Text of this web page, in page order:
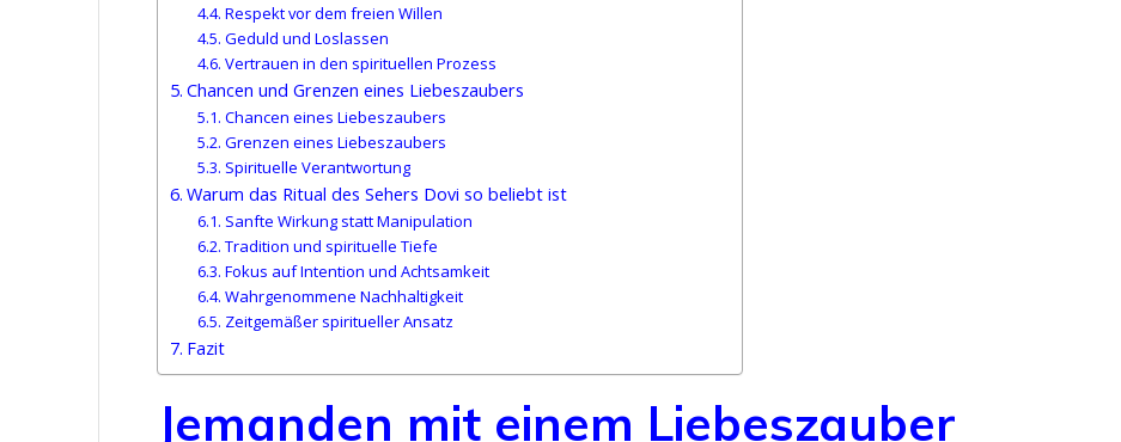
Respekt vor dem freien Willen
Geduld und Loslassen
Vertrauen in den spirituellen Prozess
Chancen und Grenzen eines Liebeszaubers
Chancen eines Liebeszaubers
Grenzen eines Liebeszaubers
Spirituelle Verantwortung
Warum das Ritual des Sehers Dovi so beliebt ist
Sanfte Wirkung statt Manipulation
Tradition und spirituelle Tiefe
Fokus auf Intention und Achtsamkeit
Wahrgenommene Nachhaltigkeit
Zeitgemäßer spiritueller Ansatz
Fazit
Jemanden mit einem Liebeszauber